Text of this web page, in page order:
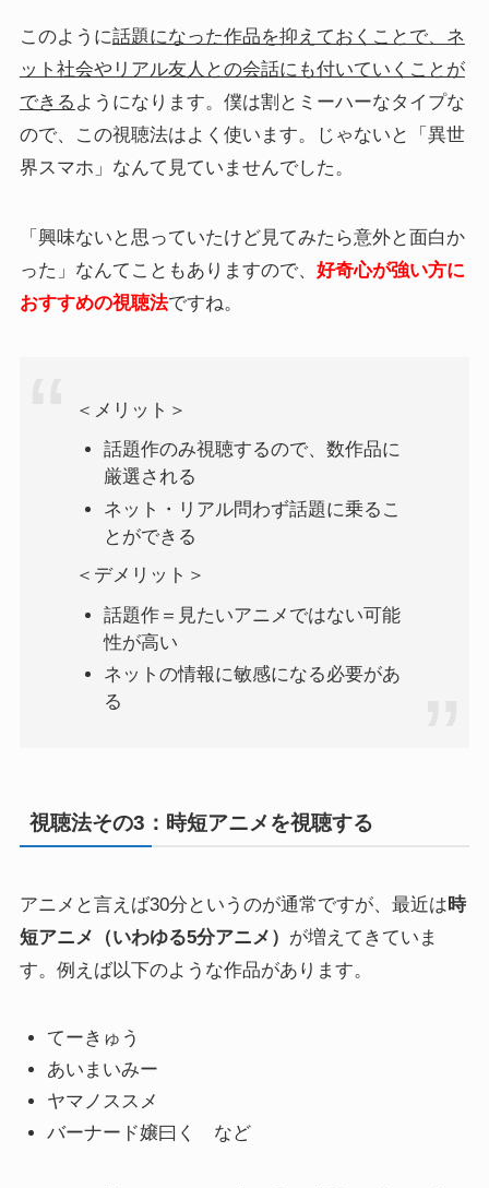
このように話題になった作品を抑えておくことで、ネ
ット社会やリアル友人との会話にも付いていくことが
できる ようになります。僕は割とミーハーなタイプな
ので、この視聴法はよく使います。じゃないと「異世
界スマホ」なんて見ていませんでした。
「興味ないと思っていたけど見てみたら意外と面白か
った」なんてこともありますので、 好奇心が強い方に
おすすめの視聴法ですね。
＜メリット＞
話題作のみ視聴するので、数作品に
厳選される
ネット・リアル問わず話題に乗るこ
とができる
＜デメリット＞
話題作＝見たいアニメではない可能
性が高い
ネットの情報に敏感になる必要があ
る
視聴法その3：時短アニメを視聴する
アニメと言えば30分というのが通常ですが、最近は 時
短アニメ（いわゆる5分アニメ） が増えてきていま
す。例えば以下のような作品があります。
てーきゅう
あいまいみー
ヤマノススメ
バーナード嬢曰く など